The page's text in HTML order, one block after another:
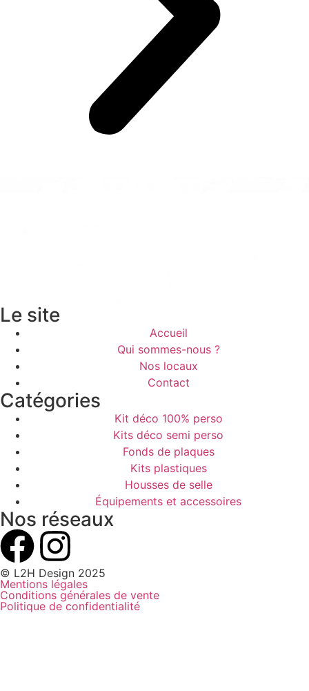
Le site
Accueil
Qui sommes-nous ?
Nos locaux
Contact
Catégories
Kit déco 100% perso
Kits déco semi perso
Fonds de plaques
Kits plastiques
Housses de selle
Équipements et accessoires
Nos réseaux
© L2H Design 2025
Mentions légales
Conditions générales de vente
Politique de confidentialité